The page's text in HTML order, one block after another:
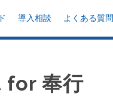
導入相談 よくある質問
for 奉行